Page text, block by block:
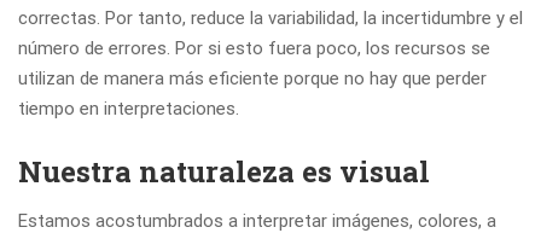
correctas. Por tanto, reduce la variabilidad, la incertidumbre y el
número de errores. Por si esto fuera poco, los recursos se
utilizan de manera más eficiente porque no hay que perder
tiempo en interpretaciones.
Nuestra naturaleza es visual
Estamos acostumbrados a interpretar imágenes, colores, a